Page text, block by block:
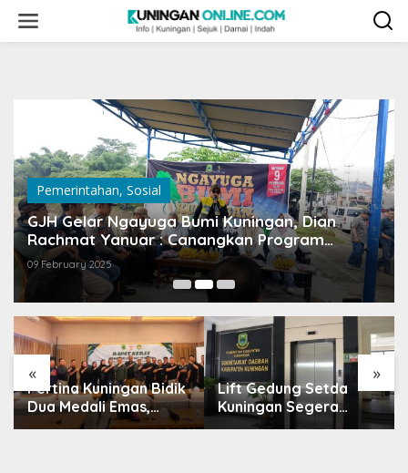
content
Pemerintahan, Sosial
GJH Gelar Ngayuga Bumi Kuningan, Dian
Rachmat Yanuar : Canangkan Program
Insentif untuk Desa Peduli Lingkungan
09 February 2025
« »
Pertina Kuningan Bidik
Dua Medali Emas,
Pembinaan Atlet Jadi
Lift Gedung Setda
Kuningan Segera
Dilelang, Anggaran